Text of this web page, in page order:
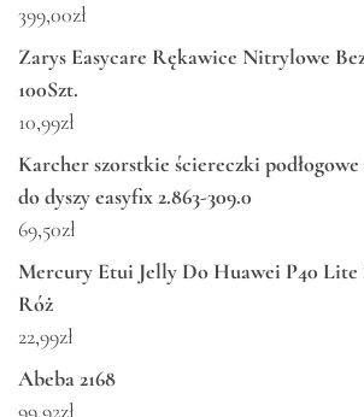
399,00zł
Zarys Easycare Rękawice Nitrylowe
100Szt.
10,99zł
Karcher szorstkie ściereczki
do dyszy easyfix 2.863-309.0
69,50zł
Mercury Etui Jelly Do Huawei P40 Lite
Róż
22,99zł
Abeba 2168
99,92zł